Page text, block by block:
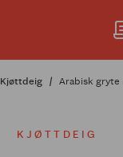
Kjøttdeig
Arabisk
KJØTTDEIG